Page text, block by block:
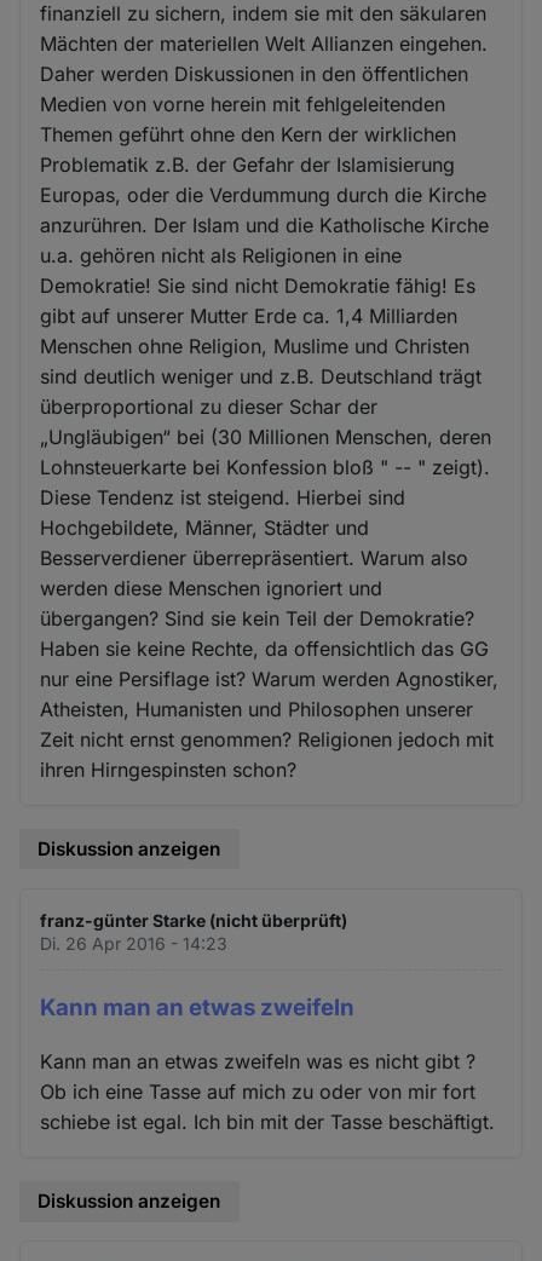
finanziell zu sichern, indem sie mit den säkularen
Mächten der materiellen Welt Allianzen eingehen.
Daher werden Diskussionen in den öffentlichen
Medien von vorne herein mit fehlgeleitenden
Themen geführt ohne den Kern der wirklichen
Problematik z.B. der Gefahr der Islamisierung
Europas, oder die Verdummung durch die Kirche
anzurühren. Der Islam und die Katholische Kirche
u.a. gehören nicht als Religionen in eine
Demokratie! Sie sind nicht Demokratie fähig! Es
gibt auf unserer Mutter Erde ca. 1,4 Milliarden
Menschen ohne Religion, Muslime und Christen
sind deutlich weniger und z.B. Deutschland trägt
überproportional zu dieser Schar der
„Ungläubigen“ bei (30 Millionen Menschen, deren
Lohnsteuerkarte bei Konfession bloß " -- " zeigt).
Diese Tendenz ist steigend. Hierbei sind
Hochgebildete, Männer, Städter und
Besserverdiener überrepräsentiert. Warum also
werden diese Menschen ignoriert und
übergangen? Sind sie kein Teil der Demokratie?
Haben sie keine Rechte, da offensichtlich das GG
nur eine Persiflage ist? Warum werden Agnostiker,
Atheisten, Humanisten und Philosophen unserer
Zeit nicht ernst genommen? Religionen jedoch mit
ihren Hirngespinsten schon?
Diskussion anzeigen
franz-günter Starke (nicht überprüft)
Di. 26 Apr 2016 - 14:23
Kann man an etwas zweifeln
Kann man an etwas zweifeln was es nicht gibt ?
Ob ich eine Tasse auf mich zu oder von mir fort
schiebe ist egal. Ich bin mit der Tasse beschäftigt.
Diskussion anzeigen